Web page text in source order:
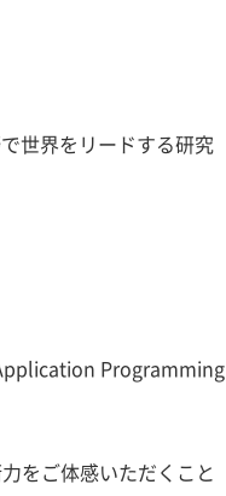
世界をリードする研究
Programming
をご体感いただくこと